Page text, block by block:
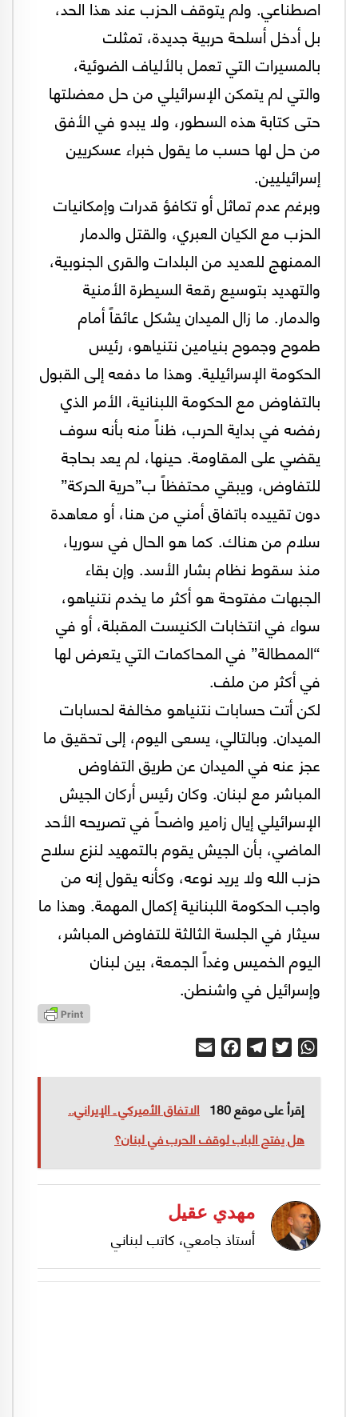
اصطناعي. ولم يتوقف الحزب عند هذا الحد،
بل أدخل أسلحة حربية جديدة، تمثلت
بالمسيرات التي تعمل بالألياف الضوئية،
والتي لم يتمكن الإسرائيلي من حل معضلتها
حتى كتابة هذه السطور، ولا يبدو في الأفق
من حل لها حسب ما يقول خبراء عسكريين
إسرائيليين.
وبرغم عدم تماثل أو تكافؤ قدرات وإمكانيات
الحزب مع الكيان العبري، والقتل والدمار
الممنهج للعديد من البلدات والقرى الجنوبية،
والتهديد بتوسيع رقعة السيطرة الأمنية
والدمار. ما زال الميدان يشكل عائقاً أمام
طموح وجموح بنيامين نتنياهو، رئيس
الحكومة الإسرائيلية. وهذا ما دفعه إلى القبول
بالتفاوض مع الحكومة اللبنانية، الأمر الذي
رفضه في بداية الحرب، ظناً منه بأنه سوف
يقضي على المقاومة. حينها، لم يعد بحاجة
للتفاوض، ويبقي محتفظاً ب”حرية الحركة”
دون تقييده باتفاق أمني من هنا، أو معاهدة
سلام من هناك. كما هو الحال في سوريا،
منذ سقوط نظام بشار الأسد. وإن بقاء
الجبهات مفتوحة هو أكثر ما يخدم نتنياهو،
سواء في انتخابات الكنيست المقبلة، أو في
“الممطالة” في المحاكمات التي يتعرض لها
في أكثر من ملف.
لكن أتت حسابات نتنياهو مخالفة لحسابات
الميدان. وبالتالي، يسعى اليوم، إلى تحقيق ما
عجز عنه في الميدان عن طريق التفاوض
المباشر مع لبنان. وكان رئيس أركان الجيش
الإسرائيلي إيال زامير واضحاً في تصريحه الأحد
الماضي، بأن الجيش يقوم بالتمهيد لنزع سلاح
حزب الله ولا يريد نوعه، وكأنه يقول إنه من
واجب الحكومة اللبنانية إكمال المهمة. وهذا ما
سيثار في الجلسة الثالثة للتفاوض المباشر،
اليوم الخميس وغداً الجمعة، بين لبنان
وإسرائيل في واشنطن.
WhatsApp
Twitter
Telegram
Facebook
إقرأ على موقع 180
الاتفاق الأميركي ـ الإيراني..
هل يفتح الباب لوقف الحرب في لبنان؟
مهدي عقيل
أستاذ جامعي، كاتب لبناني